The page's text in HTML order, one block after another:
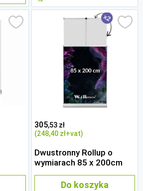
305,53 zł
(248,40 zł+vat)
Dwustronny Rollup o
wymiarach 85 x 200cm
Do koszyka